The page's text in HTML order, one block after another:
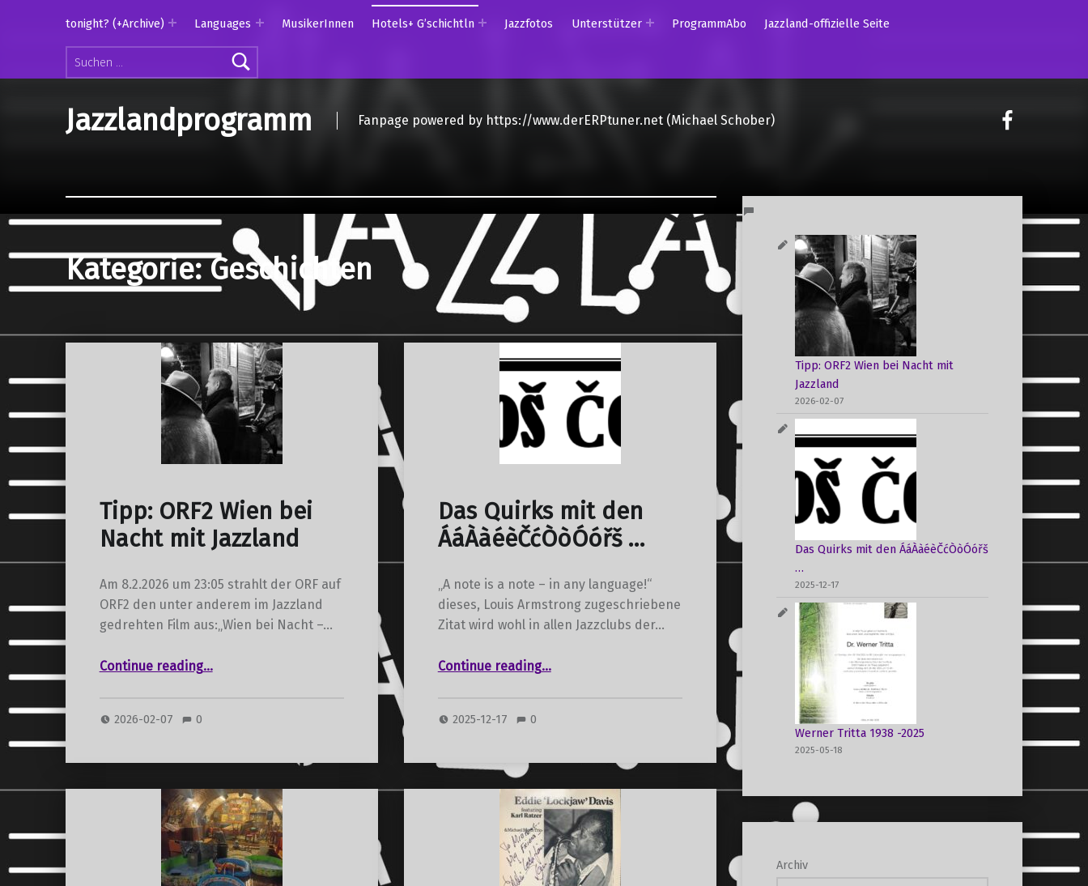
Suchen nach:
tonight? (+Archive) Languages MusikerInnen Hotels+ G’schichtln Jazzfotos Unterstützer ProgrammAbo Jazzland-offizielle Seite
Jazzlandprogramm Fanpage powered by https://www.derERPtuner.net (Michael Schober)
on
Kategorie:Geschichten
Tipp: ORF2 Wien bei
Nacht mit Jazzland
Am 8.2.2026 um 23:05 strahlt der ORF auf
ORF2 den unter anderem im Jazzland
gedrehten Film aus:„Wien bei Nacht –…
Continue reading“Tipp: ORF2 Wien bei Nacht mit Jazzland”
…
2026-02-07 0
Das Quirks mit den
ÁáÀàéèČćÒòÓóřš …
„A note is a note – in any language!“
dieses, Louis Armstrong zugeschriebene
Zitat wird wohl in allen Jazzclubs der…
Continue reading“Das Quirks mit den ÁáÀàéèČćÒòÓóřš …”
…
2025-12-17 0
Tipp: ORF2 Wien bei Nacht mit
Jazzland
2026-02-07
Das Quirks mit den ÁáÀàéèČćÒòÓóřš
…
2025-12-17
Werner Tritta 1938 -2025
2025-05-18
Archiv